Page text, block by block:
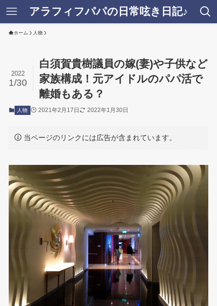
アラフィフパパの日常呟き日記♪
ホーム 人物
白須賀貴樹議員の嫁(妻)や子供など
家族構成！元アイドルのパパ活で
離婚もある？
2022
1/30
人物 2021年2月17日 2022年1月30日
当ページのリンクには広告が含まれています。